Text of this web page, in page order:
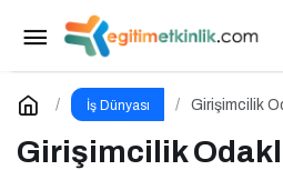
İş Dünyası
Girişimcilik
Girişimcilik
Yapay Zekâ Çağında
Yorum Yap